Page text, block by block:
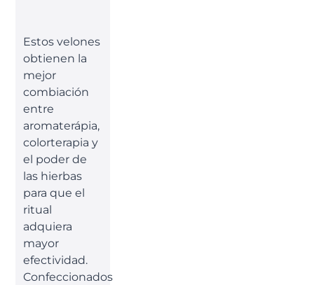
Estos velones
obtienen la
mejor
combiación
entre
aromaterápia,
colorterapia y
el poder de
las hierbas
para que el
ritual
adquiera
mayor
efectividad.
Confeccionados